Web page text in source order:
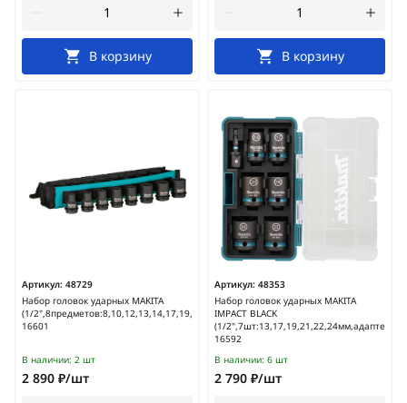
В корзину В корзину
Артикул: 48729
Набор головок ударных MAKITA
(1/2",8предметов:8,10,12,13,14,17,19,21мм)/E-
16601
В наличии: 2 шт
2 890 ₽/шт
Артикул: 48353
Набор головок ударных MAKITA
IMPACT BLACK
(1/
16592
В наличии: 6 шт
2 790 ₽/шт